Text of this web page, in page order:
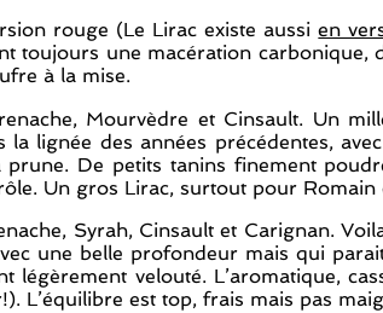
rouge (Le Lirac existe aussien
toujours une macération
à la mise.
Mourvèdre et Cinsault. Un
la lignée des années précédentes,
De petits tanins finement
Un gros Lirac, surtout pour
Syrah, Cinsault et Carignan.
une belle profondeur mais qui
légèrement velouté. L’aromatique,
L’équilibre est top, frais mais pas